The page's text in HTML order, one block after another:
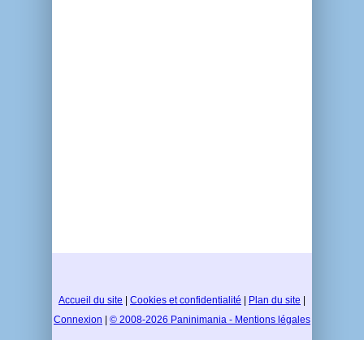
Accueil du site Cookies et confidentialité Plan du site
Connexion
© 2008-2026 Paninimania - Mentions légales